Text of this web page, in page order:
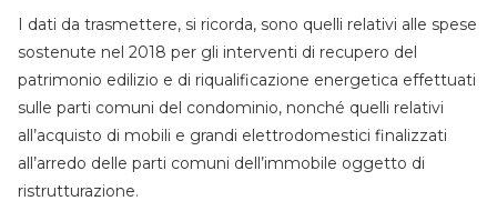
I dati da trasmettere, si ricorda, sono quelli relativi alle spese
sostenute nel 2018 per gli interventi di recupero del
patrimonio edilizio e di riqualificazione energetica effettuati
sulle parti comuni del condominio, nonché quelli relativi
all’acquisto di mobili e grandi elettrodomestici finalizzati
all’arredo delle parti comuni dell’immobile oggetto di
ristrutturazione.